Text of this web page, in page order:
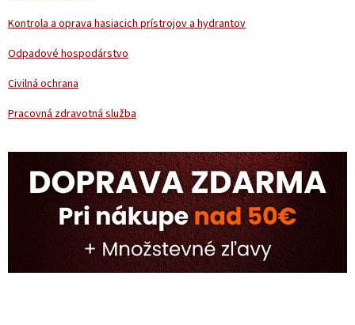
Kontrola a oprava hasiacich prístrojov a hydrantov
Odpadové hospodárstvo
Civilná ochrana
Pracovná zdravotná služba